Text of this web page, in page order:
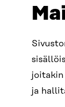
ja Y-